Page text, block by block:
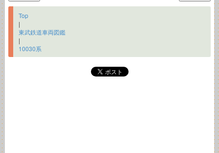
Top
|
東武鉄道車両図鑑
|
10030系